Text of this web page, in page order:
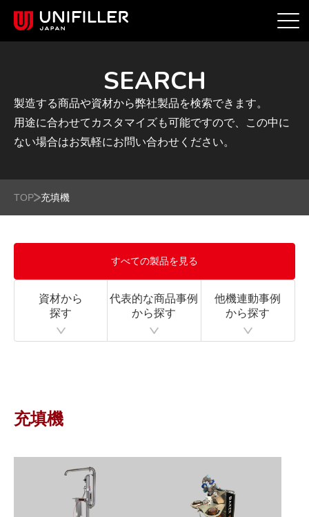
SEARCH
製造する商品や資材から弊社製品を検索できます。
用途に合わせてカスタマイズも可能ですので、この中に
ない場合はお気軽にお問い合わせください。
TOP 充填機
資材から
探す
代表的な商品事例
から探す
他機連動事例
から探す
すべての製品を見る
充填機